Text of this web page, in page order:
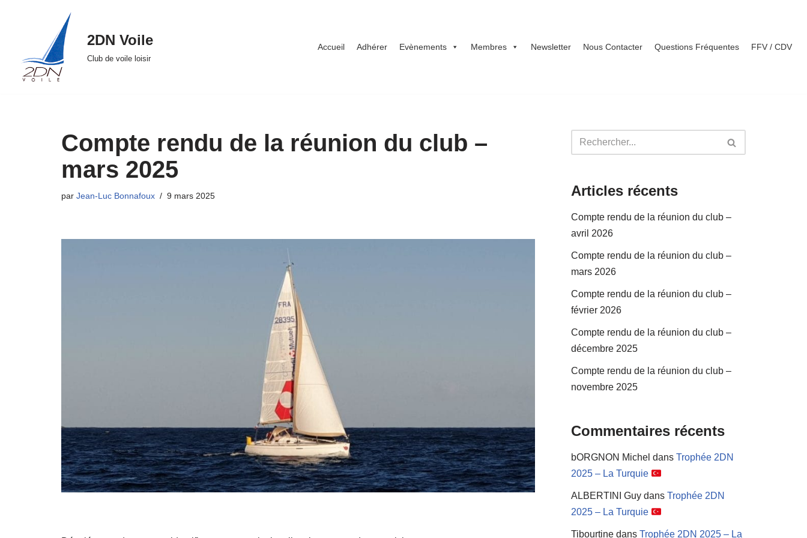
contenu
2DN Voile
Club de voile loisir
Accueil Adhérer Evènements Membres Newsletter Nous Contacter Questions Fréquentes FFV / CDV
Compte rendu de la réunion du club –
mars 2025
par Jean-Luc Bonnafoux 9 mars 2025 Articles récents
Compte rendu de la réunion du club –
avril 2026
Compte rendu de la réunion du club –
mars 2026
Compte rendu de la réunion du club –
février 2026
Compte rendu de la réunion du club –
décembre 2025
Compte rendu de la réunion du club –
novembre 2025
Commentaires récents
bORGNON Michel dans Trophée 2DN
2025 – La Turquie
ALBERTINI Guy dans Trophée 2DN
2025 – La Turquie
Tibourtine dans Trophée 2DN 2025 – La